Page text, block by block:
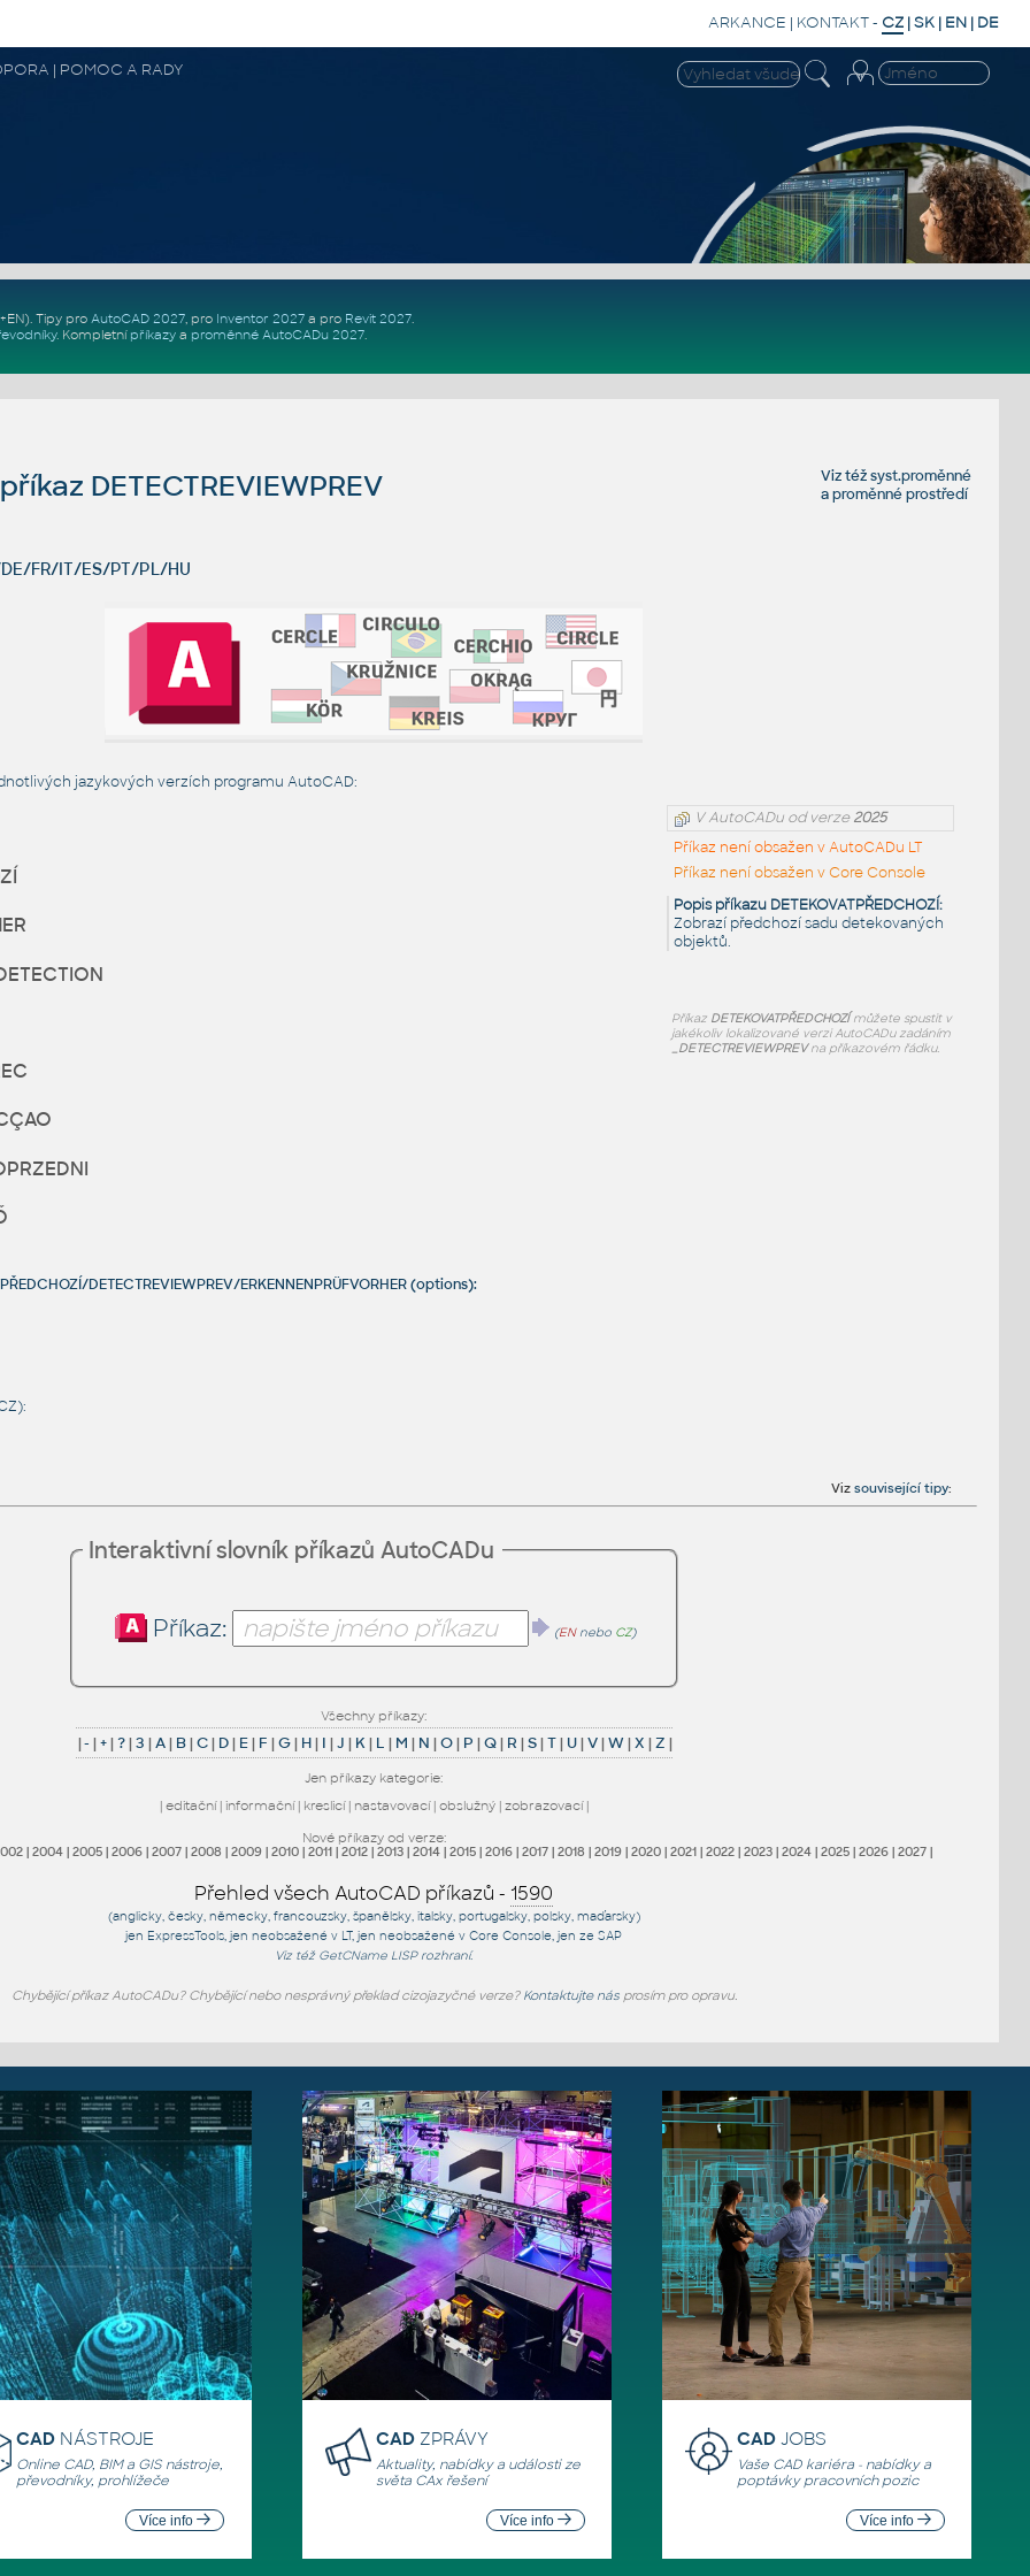
ARKANCE | KONTAKT- CZ |SK | EN | DE
| POMOC A RADY
. Tipy pro AutoCAD 2027, pro Inventor 2027a pro Revit 2027.
. Kompletní příkazya proměnné AutoCADu 2027.
Viz téžsyst.proměnné
aproměnné prostředí
DETECTREVIEWPREV
FR/IT/ES/PT/PL/HU
jazykových verzích programu AutoCAD:
V AutoCADu od verze2025
Příkaz není obsažen v AutoCADu LT
Příkaz není obsažen v Core Console
Popis příkazu DETEKOVATPŘEDCHOZÍ:
Zobrazí předchozí sadu detekovaných
objektů.
Příkaz DETEKOVATPŘEDCHOZÍmůžete spustit v
jakékoliv lokalizované verzi AutoCADu zadáním
_DETECTREVIEWPREVna příkazovém řádku.
DETECTREVIEWPREV/ERKENNENPRÜFVORHER (options):
Vizsouvisející tipy:
Interaktivní slovník příkazů AutoCADu
Příkaz: (ENnebo CZ)
Všechny příkazy:
|- |+|?|3 |A| B|C| D| E| F |G| H| I |J | K| L | M | N |O| P |Q| R |S|T| U|V|W|X |Z |
Jen příkazy kategorie:
| editační| informační| kreslicí| nastavovací| obslužný| zobrazovací|
Nové příkazy od verze:
| 2004| 2005| 2006| 2007| 2008 | 2009| 2010| 2011| 2012| 2013| 2014| 2015| 2016| 2017| 2018 | 2019| 2020| 2021| 2022| 2023| 2024| 2025| 2026| 2027|
Přehled všech AutoCAD příkazů - 1590
(anglicky, česky, německy, francouzsky, španělsky, italsky, portugalsky, polsky, maďarsky)
jen ExpressTools, jenneobsažené v LT, jenneobsažené v Core Console, jenze SAP
Viz též GetCName LISP rozhraní.
Chybějící příkaz AutoCADu? Chybějící nebo nesprávný překlad cizojazyčné verze? Kontaktujte násprosím pro opravu.
CAD NÁSTROJE
Online CAD, BIM a GIS nástroje,
převodníky, prohlížeče
Více info
CAD ZPRÁVY
Aktuality, nabídky a události ze
světa CAx řešení
Více info
CADJOBS
Vaše CAD kariéra - nabídky a
poptávky pracovních pozic
Více info